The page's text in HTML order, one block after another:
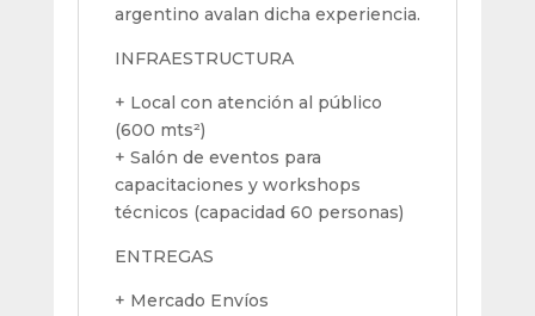
argentino avalan dicha experiencia.
INFRAESTRUCTURA
+ Local con atención al público
(600 mts²)
+ Salón de eventos para
capacitaciones y workshops
técnicos (capacidad 60 personas)
ENTREGAS
+ Mercado Envíos